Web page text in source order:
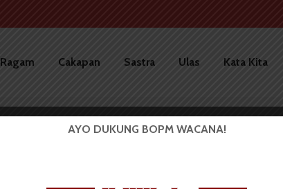
Ragam Cakapan Sastra Ulas Kata Kita
AYO DUKUNG BOPM WACANA!